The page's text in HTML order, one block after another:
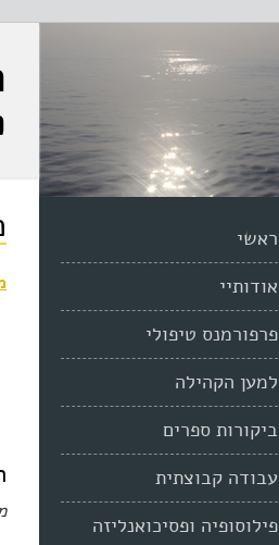
ראשי
אודותיי
פרפורמנס טיפולי
למען הקהילה
ביקורות ספרים
עבודה קבוצתית
פילוסופיה ופסיכואנליזה